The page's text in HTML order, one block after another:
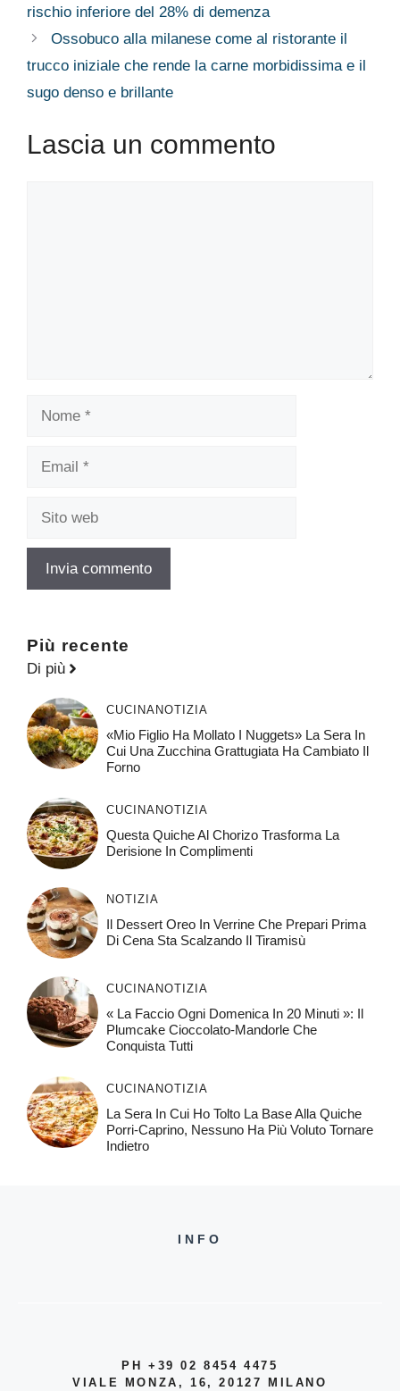
rischio inferiore del 28% di demenza
Ossobuco alla milanese come al ristorante il
trucco iniziale che rende la carne morbidissima e il
sugo denso e brillante
Lascia un commento
Più recente
Di più
CUCINA NOTIZIA
«Mio Figlio Ha Mollato I Nuggets» La Sera In
Cui Una Zucchina Grattugiata Ha Cambiato Il
Forno
CUCINA NOTIZIA
Questa Quiche Al Chorizo ​​trasforma La
Derisione In Complimenti
NOTIZIA
Il Dessert Oreo In Verrine Che Prepari Prima
Di Cena Sta Scalzando Il Tiramisù
CUCINA NOTIZIA
« La Faccio Ogni Domenica In 20 Minuti »: Il
Plumcake Cioccolato-Mandorle Che
Conquista Tutti
CUCINA NOTIZIA
La Sera In Cui Ho Tolto La Base Alla Quiche
Porri-Caprino, Nessuno Ha Più Voluto Tornare
Indietro
INFO
PH +39 02 8454 4475
VIALE MONZA, 16, 20127 MILANO